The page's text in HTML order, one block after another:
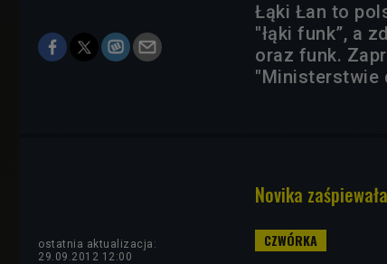
Łąki Łan to
"łąki funk”, a
oraz funk.
"Ministerstwie
Novika
ostatnia aktualizacja:
29.09.2012 12:00